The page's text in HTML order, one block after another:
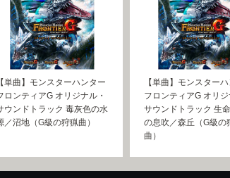
【単曲】モンスターハンター
ロンティアG オリジナル・
ウンドトラック 毒灰色の水
／沼地（G級の狩猟曲）
【単曲】モンスター
フロンティアG オリジ
サウンドトラック 生
の息吹／森丘（G級の
曲）